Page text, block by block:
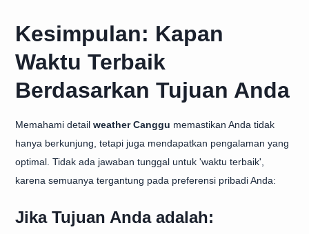
Kesimpulan: Kapan
Waktu Terbaik
Berdasarkan Tujuan Anda
Memahami detail weather Canggu memastikan Anda tidak
hanya berkunjung, tetapi juga mendapatkan pengalaman yang
optimal. Tidak ada jawaban tunggal untuk 'waktu terbaik',
karena semuanya tergantung pada preferensi pribadi Anda:
Jika Tujuan Anda adalah: